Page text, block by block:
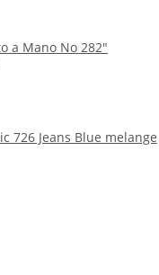
a Mano No 282"